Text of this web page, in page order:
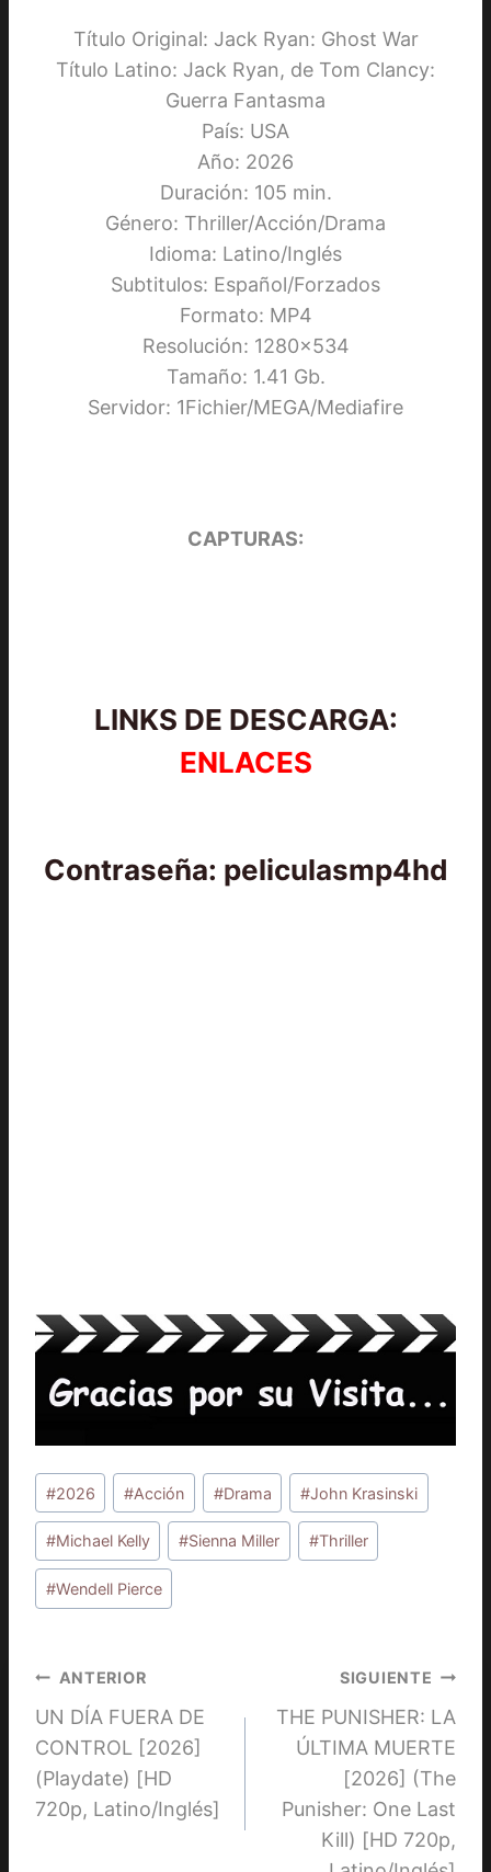
Título Original: Jack Ryan: Ghost War
Título Latino: Jack Ryan, de Tom Clancy:
Guerra Fantasma
País: USA
Año: 2026
Duración: 105 min.
Género: Thriller/Acción/Drama
Idioma: Latino/Inglés
Subtitulos: Español/Forzados
Formato: MP4
Resolución: 1280×534
Tamaño: 1.41 Gb.
Servidor: 1Fichier/MEGA/Mediafire
CAPTURAS:
LINKS DE DESCARGA:
ENLACES
Contraseña: peliculasmp4hd
Etiquetas
de
la
entrada:
#2026 #Acción #Drama #John Krasinski
#Michael Kelly #Sienna Miller #Thriller
#Wendell Pierce
Navegación
de
entradas
ANTERIOR
UN DÍA FUERA DE
CONTROL [2026]
(Playdate) [HD
720p, Latino/Inglés]
SIGUIENTE
THE PUNISHER: LA
ÚLTIMA MUERTE
[2026] (The
Punisher: One Last
Kill) [HD 720p,